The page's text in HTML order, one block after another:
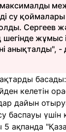
су
Сергеев
келетін
дайын
баспауы үшін
ақпанда